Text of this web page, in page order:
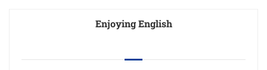
Enjoying English